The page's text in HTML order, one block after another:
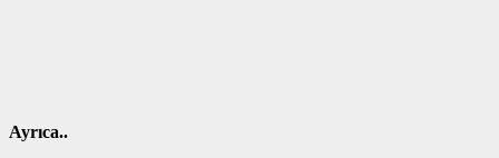
Ayrıca..